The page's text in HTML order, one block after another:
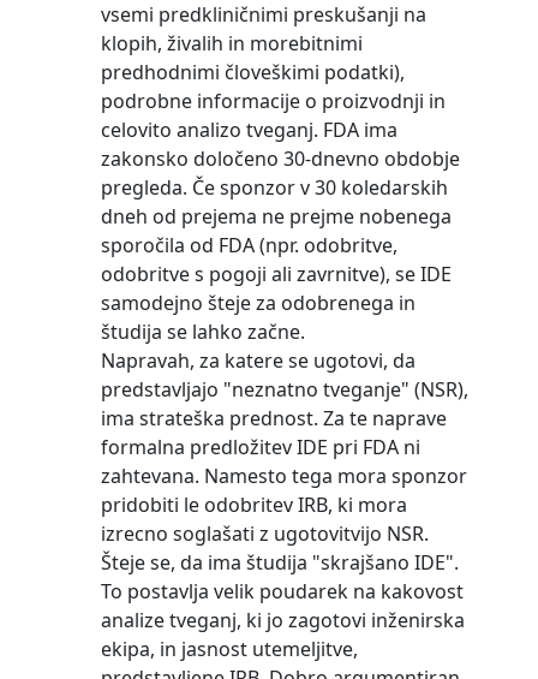
vsemi predkliničnimi preskušanji na
klopih, živalih in morebitnimi
predhodnimi človeškimi podatki),
podrobne informacije o proizvodnji in
celovito analizo tveganj. FDA ima
zakonsko določeno 30-dnevno obdobje
pregleda. Če sponzor v 30 koledarskih
dneh od prejema ne prejme nobenega
sporočila od FDA (npr. odobritve,
odobritve s pogoji ali zavrnitve), se IDE
samodejno šteje za odobrenega in
študija se lahko začne.
Napravah, za katere se ugotovi, da
predstavljajo "neznatno tveganje" (NSR),
ima strateška prednost. Za te naprave
formalna predložitev IDE pri FDA ni
zahtevana. Namesto tega mora sponzor
pridobiti le odobritev IRB, ki mora
izrecno soglašati z ugotovitvijo NSR.
Šteje se, da ima študija "skrajšano IDE".
To postavlja velik poudarek na kakovost
analize tveganj, ki jo zagotovi inženirska
ekipa, in jasnost utemeljitve,